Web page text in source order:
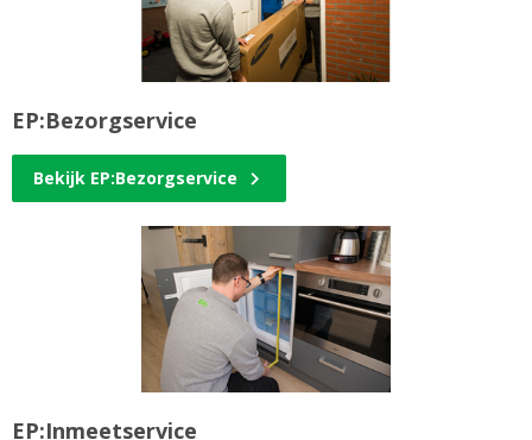
EP:Bezorgservice
Bekijk EP:Bezorgservice
EP:Inmeetservice